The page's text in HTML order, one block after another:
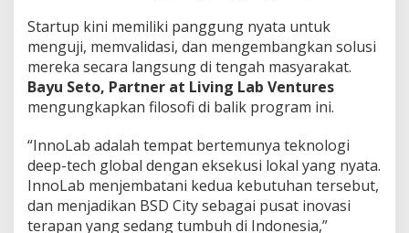
Startup kini memiliki panggung nyata untuk
menguji, memvalidasi, dan mengembangkan solusi
mereka secara langsung di tengah masyarakat.
Bayu Seto, Partner at Living Lab Ventures
mengungkapkan filosofi di balik program ini.
“InnoLab adalah tempat bertemunya teknologi
deep-tech global dengan eksekusi lokal yang nyata.
InnoLab menjembatani kedua kebutuhan tersebut,
dan menjadikan BSD City sebagai pusat inovasi
terapan yang sedang tumbuh di Indonesia,”